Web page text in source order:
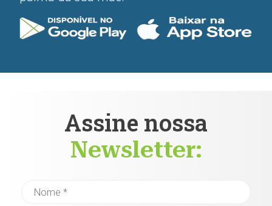
Assine nossa
Newsletter: